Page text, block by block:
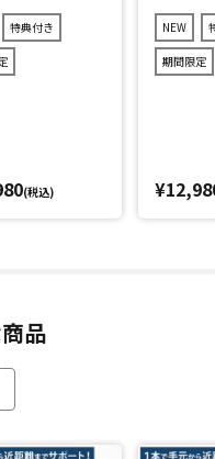
特典付き
(税込)
NEW
期間限定
品